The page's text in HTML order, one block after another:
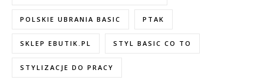
POLSKIE UBRANIA BASIC PTAK
SKLEP EBUTIK.PL STYL BASIC CO TO
STYLIZACJE DO PRACY